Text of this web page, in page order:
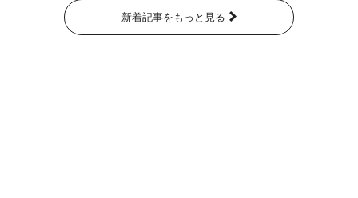
新着記事をもっと見る